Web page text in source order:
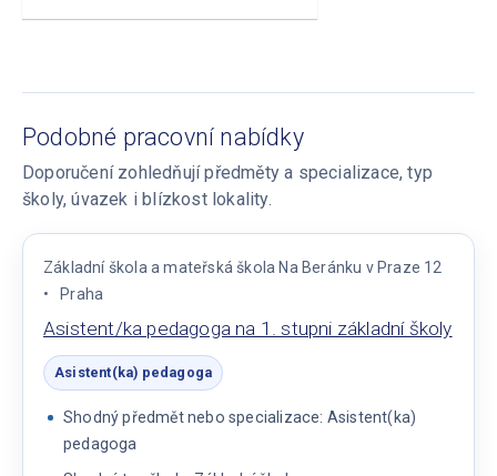
Podobné pracovní nabídky
Doporučení zohledňují předměty a specializace, typ
školy, úvazek i blízkost lokality.
Základní škola a mateřská škola Na Beránku v Praze 12
Praha
Asistent/ka pedagoga na 1. stupni základní školy
Asistent(ka) pedagoga
Shodný předmět nebo specializace: Asistent(ka)
pedagoga